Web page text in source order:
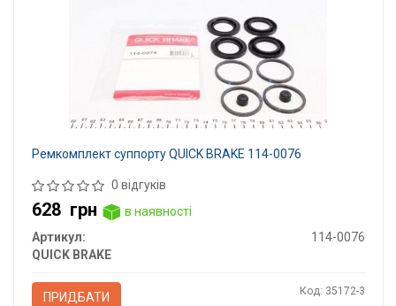
Ремкомплект суппорту QUICK BRAKE 114-0076
0 відгуків
628 грн
в наявності
Артикул:
114-0076
QUICK BRAKE
ПРИДБАТИ Код: 35172-3